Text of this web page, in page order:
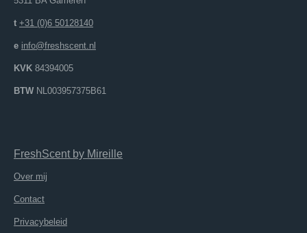
t +31 (0)6 50128140
e info@freshscent.nl
KVK 84394005
BTW NL003957375B61
FreshScent by Mireille
Over mij
Contact
Privacybeleid